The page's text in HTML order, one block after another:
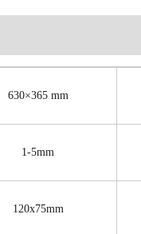
630×365 mm
1-5mm
120x75mm